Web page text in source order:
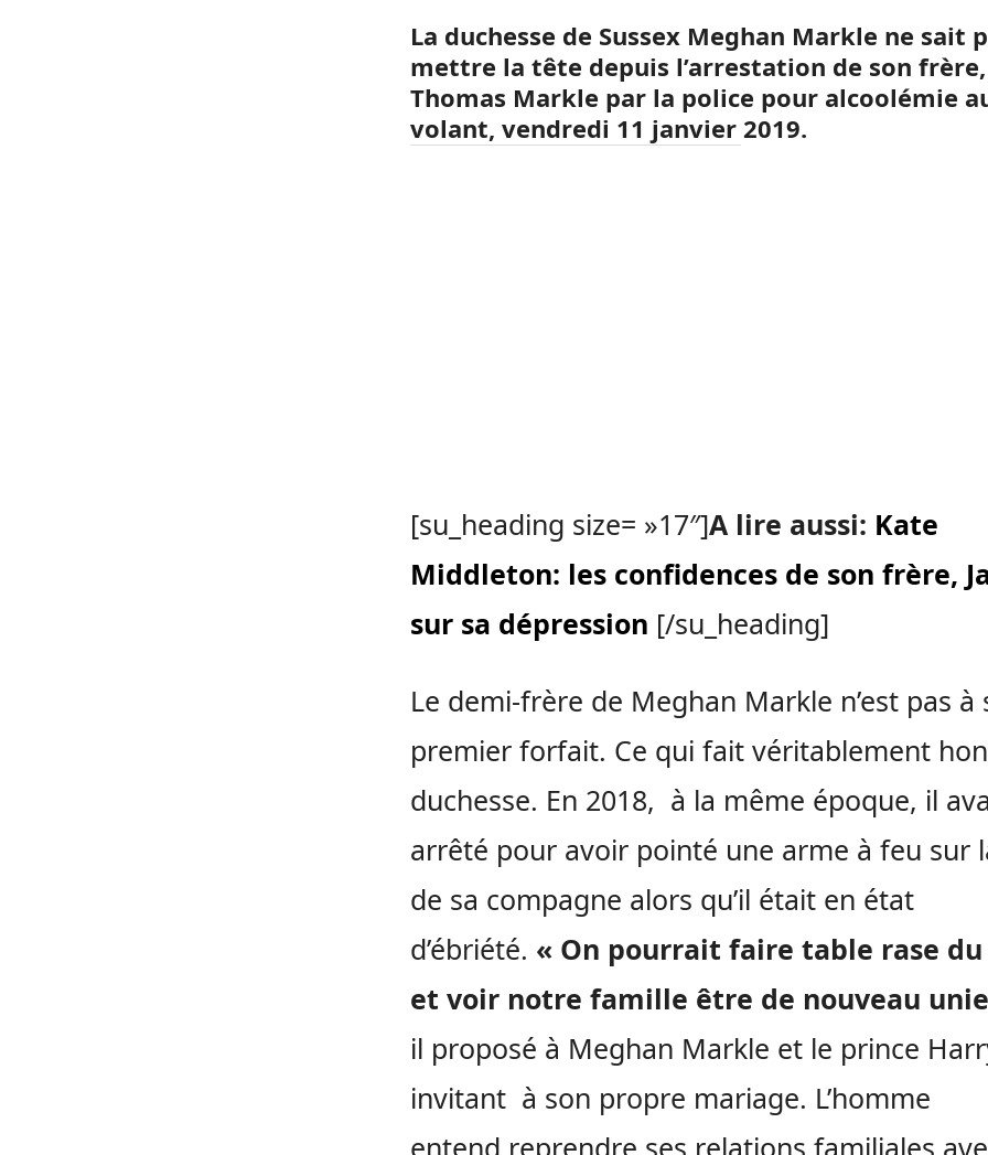
La duchesse de Sussex Meghan Markle ne sait
mettre la tête depuis l’arrestation de son frère,
Thomas Markle par la police pour alcoolémie
volant, vendredi 11 janvier 2019.
[su_heading size= »17″]A lire aussi: Kate
Middleton: les confidences de son frère,
sur sa dépression [/su_heading]
Le demi-frère de Meghan Markle n’est pas à
premier forfait. Ce qui fait véritablement
duchesse. En 2018, à la même époque, il
arrêté pour avoir pointé une arme à feu sur
de sa compagne alors qu’il était en état
d’ébriété. « On pourrait faire table rase du
et voir notre famille être de nouveau
il proposé à Meghan Markle et le prince
invitant à son propre mariage. L’homme